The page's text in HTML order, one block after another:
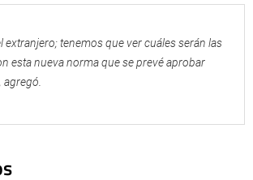
extranjero; tenemos que ver cuáles serán las
esta nueva norma que se prevé aprobar